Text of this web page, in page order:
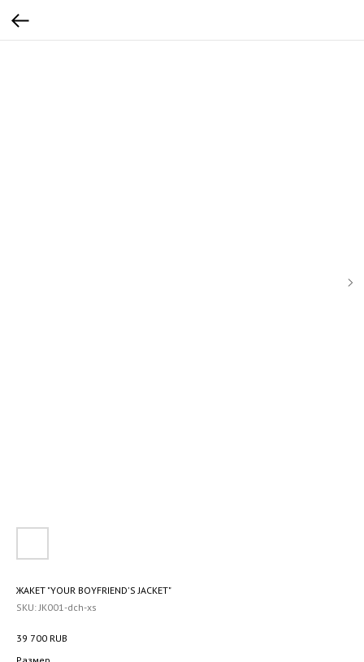
ЖАКЕТ "YOUR BOYFRIEND'S JACKET"
SKU:JK001-dch-xs
39 700 RUB